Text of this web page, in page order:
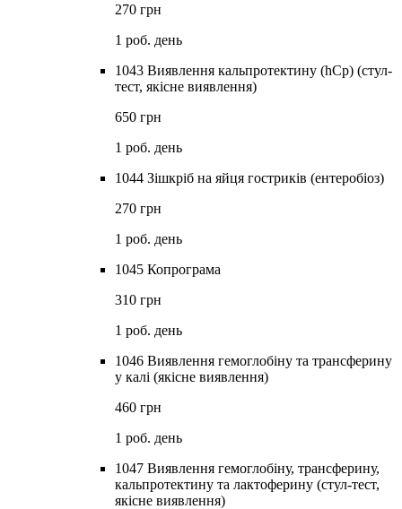
270 грн
1 роб. день
1043 Виявлення кальпротектину (hCp) (стул-
тест, якісне виявлення)
650 грн
1 роб. день
1044 Зішкріб на яйця гостриків (ентеробіоз)
270 грн
1 роб. день
1045 Копрограма
310 грн
1 роб. день
1046 Виявлення гемоглобіну та трансферину
у калі (якісне виявлення)
460 грн
1 роб. день
1047 Виявлення гемоглобіну, трансферину,
кальпротектину та лактоферину (стул-тест,
якісне виявлення)